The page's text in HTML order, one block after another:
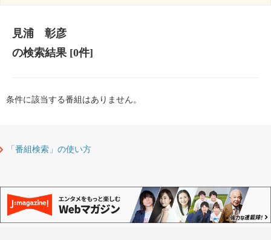
見浦 彰彦
の検索結果[0件]
条件に該当する番組はありません。
「番組検索」の使い方